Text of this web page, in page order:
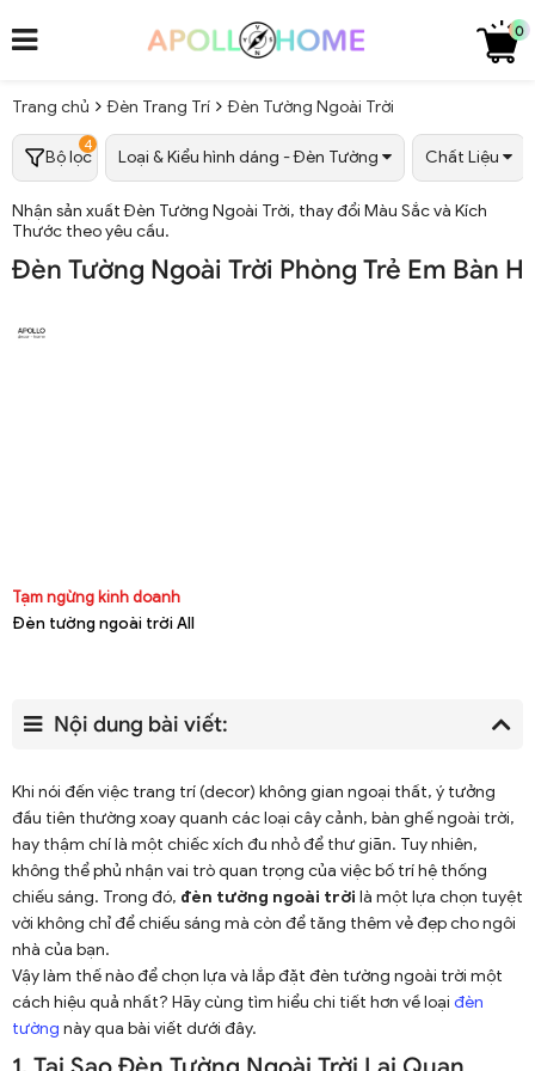
0
Trang chủ Đèn Trang Trí Đèn Tường Ngoài Trời
Bộ lọc
4
Loại & Kiểu hình dáng - Đèn Tường Chất Liệu
Nhận sản xuất Đèn Tường Ngoài Trời, thay đổi Màu Sắc và Kích
Thước theo yêu cầu.
Đèn Tường Ngoài Trời Phòng Trẻ Em Bàn
Tạm ngừng kinh doanh
Đèn tường ngoài trời All
Nội dung bài viết:
Khi nói đến việc trang trí (decor) không gian ngoại thất, ý tưởng
đầu tiên thường xoay quanh các loại cây cảnh, bàn ghế ngoài trời,
hay thậm chí là một chiếc xích đu nhỏ để thư giãn. Tuy nhiên,
không thể phủ nhận vai trò quan trọng của việc bố trí hệ thống
chiếu sáng. Trong đó, đèn tường ngoài trời là một lựa chọn tuyệt
vời không chỉ để chiếu sáng mà còn để tăng thêm vẻ đẹp cho ngôi
nhà của bạn.
Vậy làm thế nào để chọn lựa và lắp đặt đèn tường ngoài trời một
cách hiệu quả nhất? Hãy cùng tìm hiểu chi tiết hơn về loại đèn
tường này qua bài viết dưới đây.